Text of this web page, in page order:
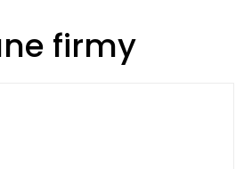
firmy